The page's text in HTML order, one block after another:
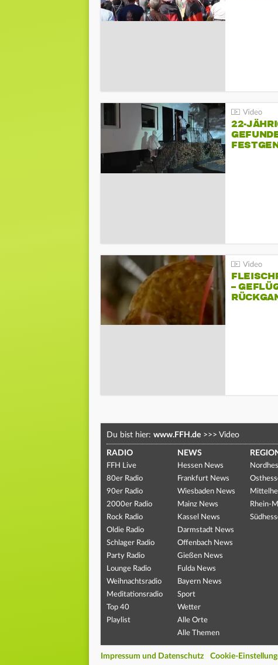
22-
–
Du bist hier: www.FFH.de >>> Video
RADIO
FFH Live
80er Radio
90er Radio
2000er Radio
Rock Radio
Oldie Radio
Schlager Radio
Party Radio
Lounge Radio
Weihnachtsradio
Meditationsradio
Top 40
Playlist
NEWS
Hessen News
Frankfurt News
Wiesbaden News
Mainz News
Kassel News
Darmstadt News
Offenbach News
Gießen News
Fulda News
Bayern News
Sport
Wetter
Alle Orte
Alle Themen
Rhein-
Impressum und Datenschutz Cookie-